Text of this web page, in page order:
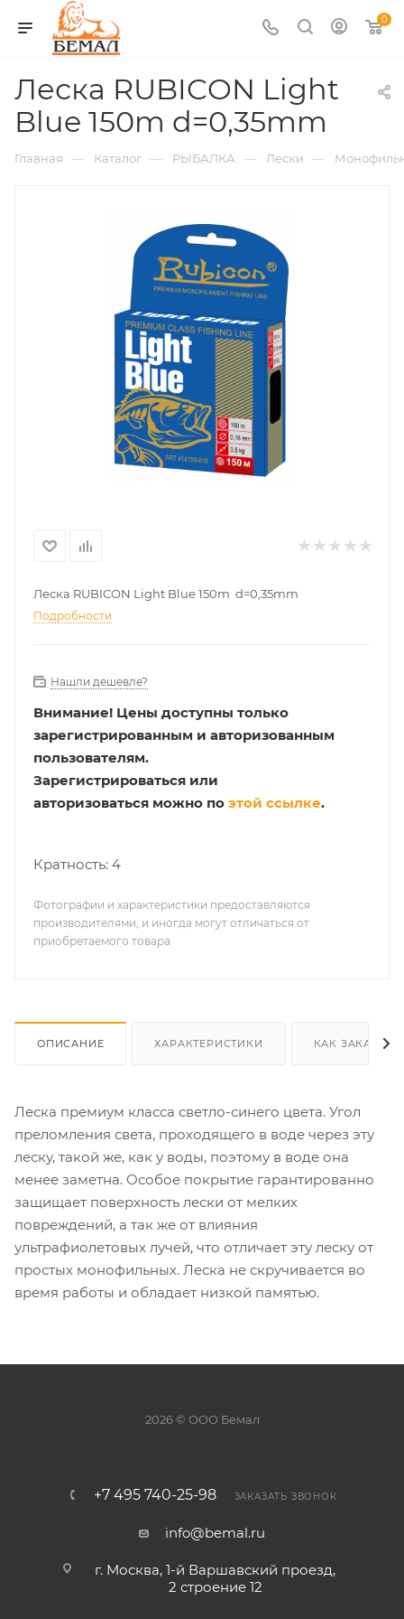
0
Леска RUBICON Light
Blue 150m d=0,35mm
Главная — Каталог — РЫБАЛКА — Лески —
Леска RUBICON Light Blue 150m d=0,35mm
Подробности
Нашли дешевле?
Внимание! Цены доступны только
зарегистрированным и авторизованным
пользователям.
Зарегистрироваться или
авторизоваться можно по этой ссылке.
Кратность: 4
Фотографии и характеристики предоставляются
производителями, и иногда могут отличаться от
приобретаемого товара
ОПИСАНИЕ ХАРАКТЕРИСТИКИ КАК ЗАКАЗАТЬ
Леска премиум класса светло-синего цвета. Угол
преломления света, проходящего в воде через эту
леску, такой же, как у воды, поэтому в воде она
менее заметна. Особое покрытие гарантированно
защищает поверхность лески от мелких
повреждений, а так же от влияния
ультрафиолетовых лучей, что отличает эту леску от
простых монофильных. Леска не скручивается во
время работы и обладает низкой памятью.
2026 © ООО Бемал
+7 495 740-25-98 ЗАКАЗАТЬ ЗВОНОК
info@bemal.ru
г. Москва, 1-й Варшавский проезд,
2 строение 12